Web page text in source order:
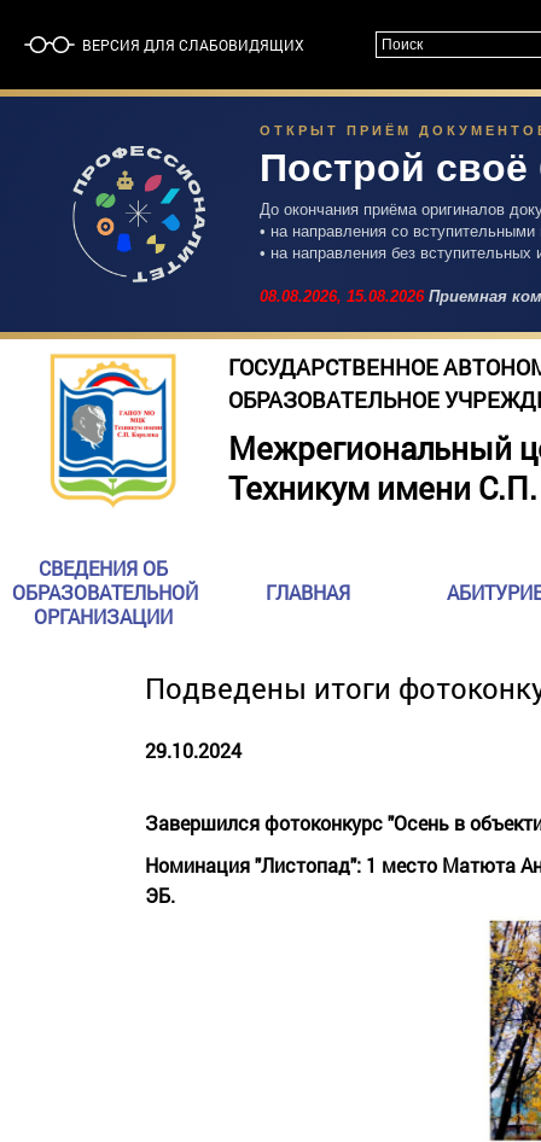
ВЕРСИЯ ДЛЯ СЛАБОВИДЯЩИХ
ОТКРЫТ ПРИЁМ
Построй
До окончания приёма оригиналов
• на направления со
• на направления без
08.08.2026, 15.08.2026Приемная
ГОСУДАРСТВЕННОЕ
ОБРАЗОВАТЕЛЬНОЕ
Межрегиональный
Техникум имени
СВЕДЕНИЯ ОБ
ОБРАЗОВАТЕЛЬНОЙ
ОРГАНИЗАЦИИ
ГЛАВНАЯ
Подведены итоги
29.10.2024
Завершился фотоконкурс "Осень в
Номинация "Листопад": 1 место Матюта
ЭБ.